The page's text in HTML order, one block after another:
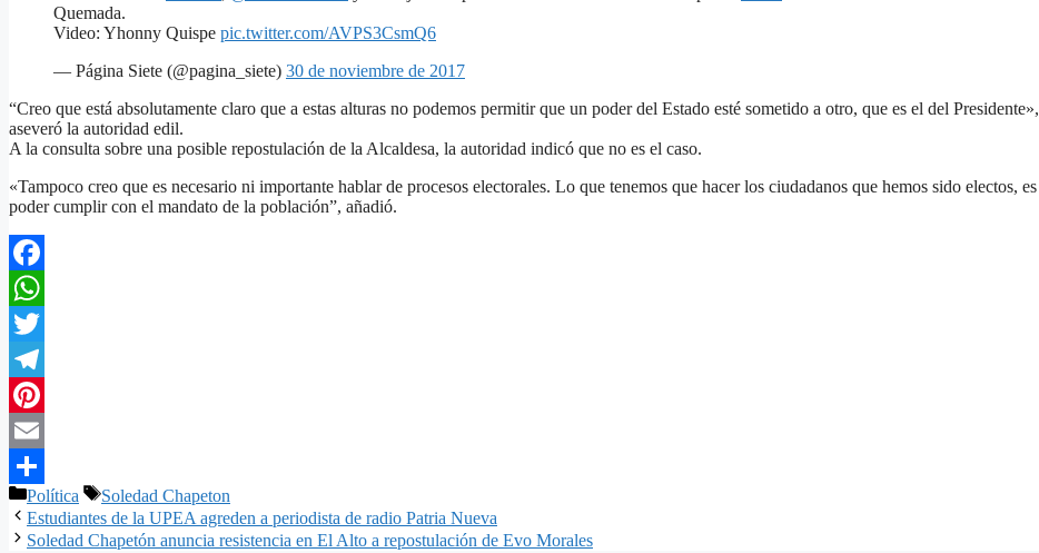
Quemada.
Video: Yhonny Quispe pic.twitter.com/AVPS3CsmQ6
— Página Siete (@pagina_siete) 30 de noviembre de 2017
“Creo que está absolutamente claro que a estas alturas no podemos permitir que un poder del Estado esté sometido a otro, que es el del Presidente»,
aseveró la autoridad edil.
A la consulta sobre una posible repostulación de la Alcaldesa, la autoridad indicó que no es el caso.
«Tampoco creo que es necesario ni importante hablar de procesos electorales. Lo que tenemos que hacer los ciudadanos que hemos sido electos, es
poder cumplir con el mandato de la población”, añadió.
Facebook
WhatsApp
Twitter
Telegram
Pinterest
Email
Compartir
Categorías
Política Etiquetas
Soledad Chapeton
Estudiantes de la UPEA agreden a periodista de radio Patria Nueva
Soledad Chapetón anuncia resistencia en El Alto a repostulación de Evo Morales